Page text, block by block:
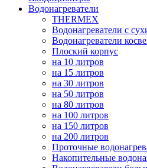
Водонагреватели
THERMEX
Водонагреватели с
Водонагреватели
Плоский корпус
на 10 литров
на 15 литров
на 30 литров
на 50 литров
на 80 литров
на 100 литров
на 150 литров
на 200 литров
Проточные
Накопительные